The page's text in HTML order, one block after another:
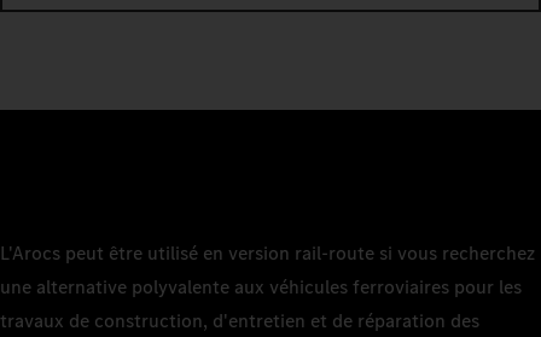
L'Arocs peut être utilisé en version rail-route si vous recherchez
une alternative polyvalente aux véhicules ferroviaires pour les
travaux de construction, d'entretien et de réparation des